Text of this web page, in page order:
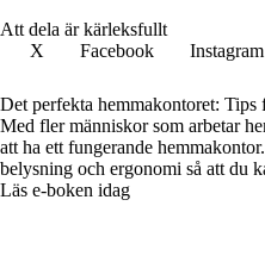
Att dela är kärleksfullt
X
Facebook Instagram
Det perfekta hemmakontoret:
Med fler människor som arbetar
att ha ett fungerande
belysning och ergonomi så att du
Läs e-boken idag